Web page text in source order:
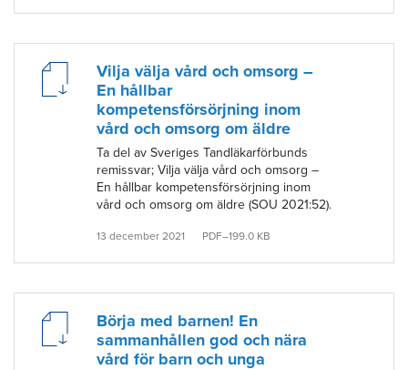
Vilja välja vård och omsorg –
En hållbar
kompetensförsörjning inom
vård och omsorg om äldre
Ta del av Sveriges Tandläkarförbunds
remissvar; Vilja välja vård och omsorg –
En hållbar kompetensförsörjning inom
vård och omsorg om äldre (SOU 2021:52).
13 december 2021 PDF–199.0 KB
Börja med barnen! En
sammanhållen god och nära
vård för barn och unga